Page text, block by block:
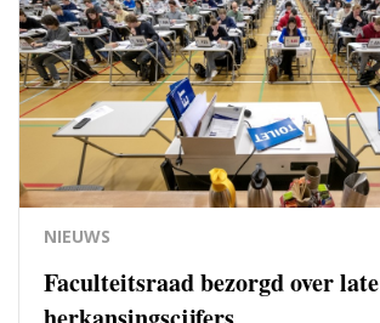
NIEUWS
Faculteitsraad bezorgd over late